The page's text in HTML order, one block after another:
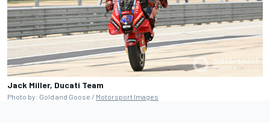
Jack Miller, Ducati Team
Photo by: Gold and Goose / Motorsport Images